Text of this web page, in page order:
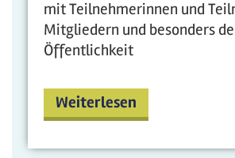
mit Teilnehmerinnen und
Mitgliedern und besonders
Öffentlichkeit
Weiterlesen